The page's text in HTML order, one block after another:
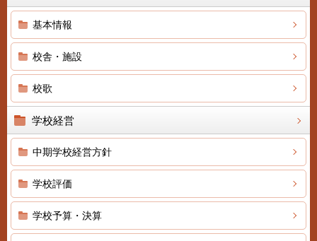
基本情報
校舎・施設
校歌
学校経営
中期学校経営方針
学校評価
学校予算・決算